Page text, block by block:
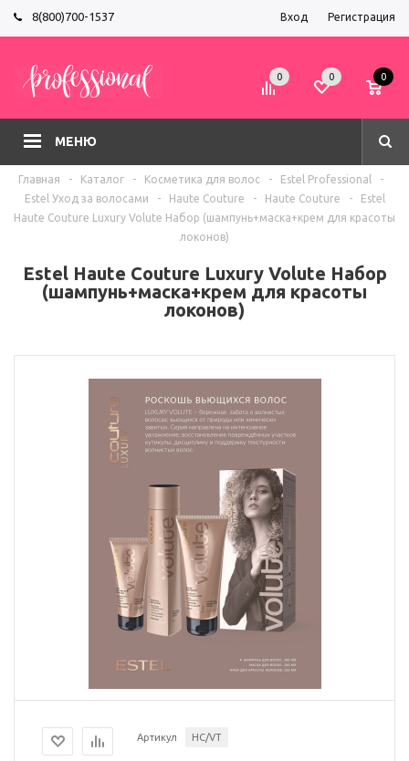
8(800)700-1537 Вход Регистрация
МЕНЮ
0 0 0
Главная - Каталог - Косметика для волос - Estel Professional
-
Estel Уход за волосами
- Haute Couture - Haute Couture -
Estel
Haute Couture Luxury Volute Набор (шампунь+маска+крем для красоты
локонов)
Estel Haute Couture Luxury Volute Набор
(шампунь+маска+крем для красоты
локонов)
Артикул HC/VT